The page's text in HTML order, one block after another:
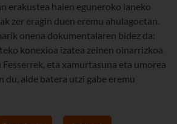
erakustea haien eguneroko laneko
zer eragin duen eremu ahulagoetan.
onena dokumentalaren bidez da:
konexioa izatea zeinen oinarrizkoa
eta xamurtasuna eta umorea
du, alde batera utzi gabe eremu